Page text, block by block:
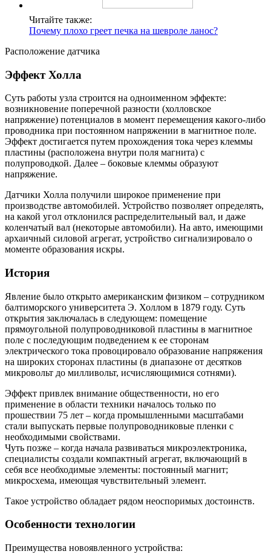
Читайте также:
Почему плохо греет печка на шевроле ланос?
Расположение датчика
Эффект Холла
Суть работы узла строится на одноименном эффекте:
возникновение поперечной разности (холловское
напряжение) потенциалов в момент перемещения какого-либо
проводника при постоянном напряжении в магнитное поле.
Эффект достигается путем прохождения тока через клеммы
пластины (расположена внутри поля магнита) с
полупроводкой. Далее – боковые клеммы образуют
напряжение.
Датчики Холла получили широкое применение при
производстве автомобилей. Устройство позволяет определять,
на какой угол отклонился распределительный вал, и даже
коленчатый вал (некоторые автомобили). На авто, имеющими
архаичный силовой агрегат, устройство сигнализировало о
моменте образования искры.
История
Явление было открыто американским физиком – сотрудником
балтиморского университета Э. Холлом в 1879 году. Суть
открытия заключалась в следующем: помещение
прямоугольной полупроводниковой пластины в магнитное
поле с последующим подведением к ее сторонам
электрического тока провоцировало образование напряжения
на широких сторонах пластины (в диапазоне от десятков
микровольт до милливольт, исчисляющимися сотнями).
Эффект привлек внимание общественности, но его
применение в области техники началось только по
прошествии 75 лет – когда промышленными масштабами
стали выпускать первые полупроводниковые пленки с
необходимыми свойствами.
Чуть позже – когда начала развиваться микроэлектроника,
специалисты создали компактный агрегат, включающий в
себя все необходимые элементы: постоянный магнит;
микросхема, имеющая чувствительный элемент.
Такое устройство обладает рядом неоспоримых достоинств.
Особенности технологии
Преимущества новоявленного устройства: